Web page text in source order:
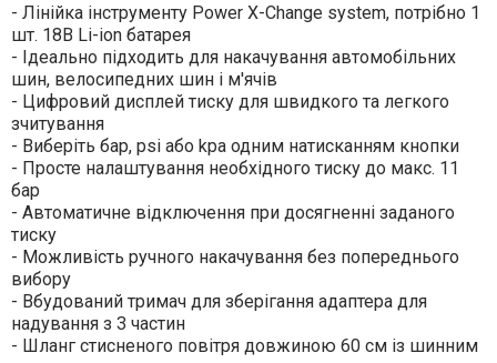
- Лінійка інструменту Power X-Change system, потрібно 1
шт. 18В Li-ion батарея
- Ідеально підходить для накачування автомобільних
шин, велосипедних шин і м'ячів
- Цифровий дисплей тиску для швидкого та легкого
зчитування
- Виберіть бар, psi або kpa одним натисканням кнопки
- Просте налаштування необхідного тиску до макс. 11
бар
- Автоматичне відключення при досягненні заданого
тиску
- Можливість ручного накачування без попереднього
вибору
- Вбудований тримач для зберігання адаптера для
надування з 3 частин
- Шланг стисненого повітря довжиною 60 см із шинним